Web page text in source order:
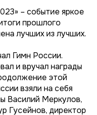
– событие яркое
прошлого
лучших из лучших.
Гимн России.
и вручал награды
этой
взяли на себя
Василий Меркулов,
Гусейнов, директор